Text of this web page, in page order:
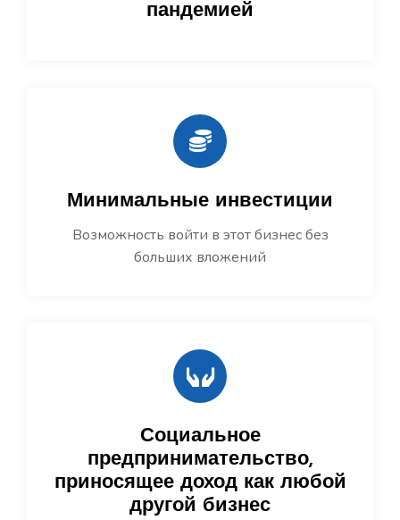
пандемией
Минимальные инвестиции
Возможность войти в этот бизнес без
больших вложений
Социальное
предпринимательство,
приносящее доход как любой
другой бизнес